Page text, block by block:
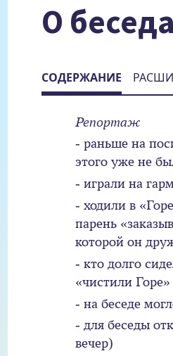
О
СОДЕРЖАНИЕ
Репортаж
- раньше на
этого уже не
- играли на
- ходили в
парень
которой он
- кто долго
«чистили Горе»
- на беседе
- для беседы
вечер)